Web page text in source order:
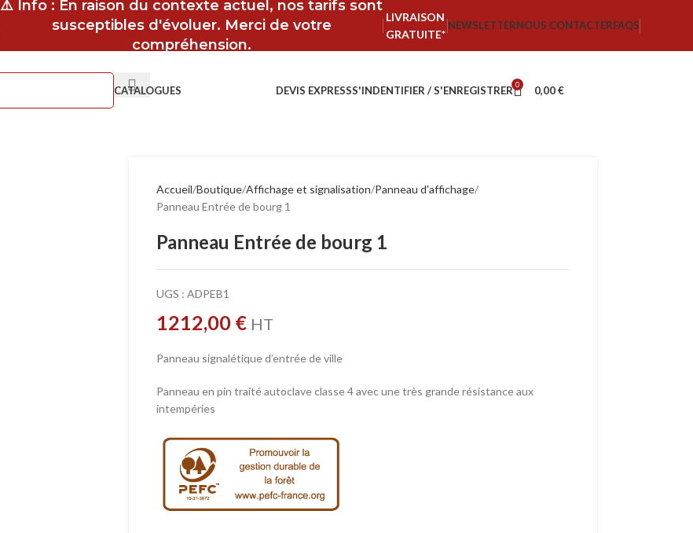
⚠️ Info : En raison du contexte actuel, nos tarifs sont
susceptibles d'évoluer. Merci de votre
compréhension.
LIVRAISON
GRATUITE*
NEWSLETTERNOUS CONTACTERFAQS
CATALOGUES DEVIS EXPRESSS'INDENTIFIER / S'ENREGISTRER 0 0,00€
Accueil Boutique Affichage et signalisation Panneau d'affichage
Panneau Entrée de bourg 1
Panneau Entrée de bourg 1
UGS : ADPEB1
1212,00 € HT
Panneau signalétique d’entrée de ville
Panneau en pin traité autoclave classe 4 avec une très grande résistance aux
intempéries